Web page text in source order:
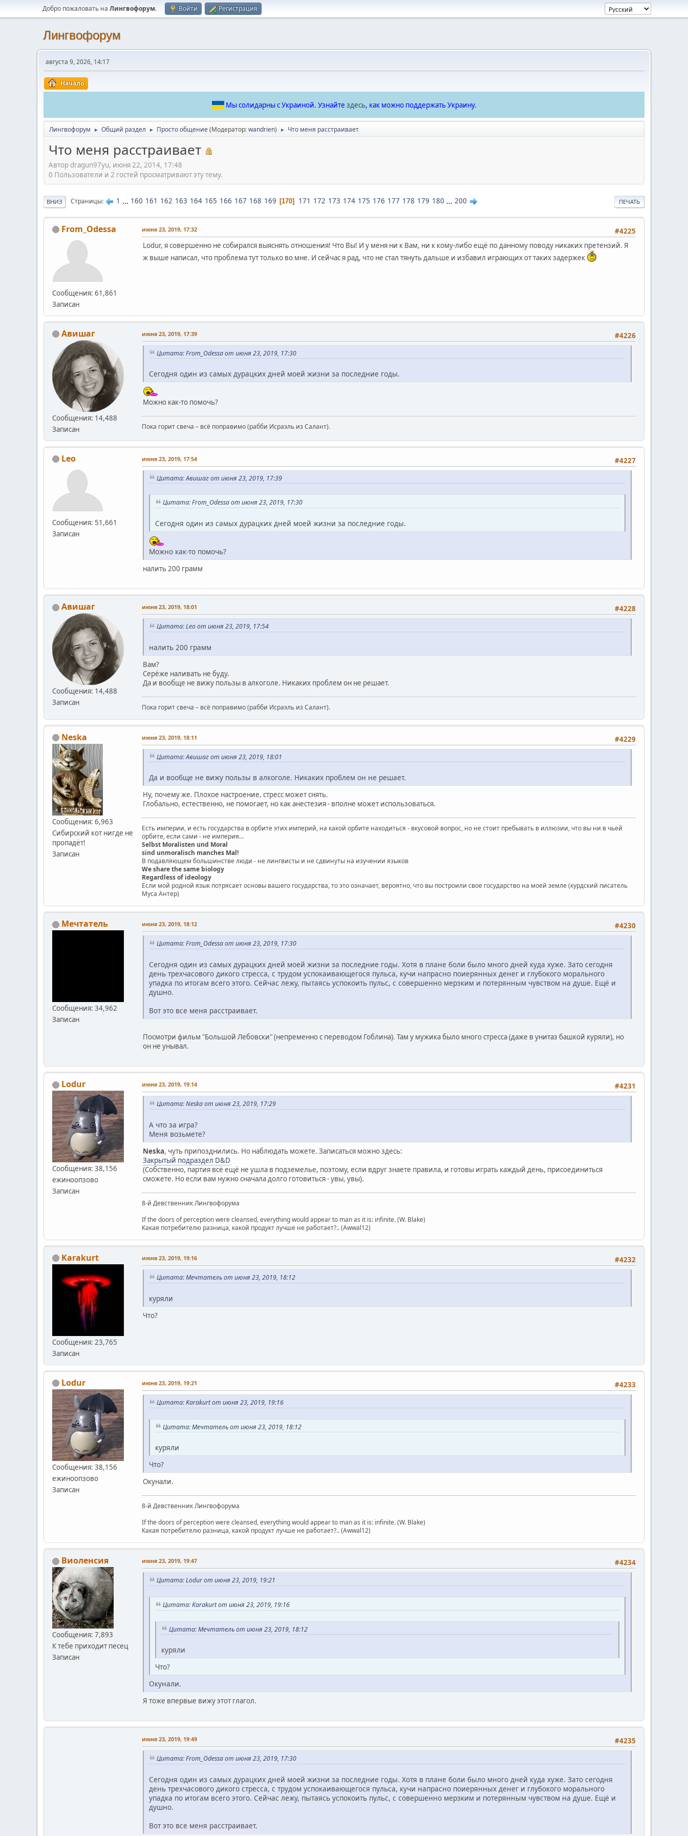
Добро пожаловать на Лингвофорум. Войти Регистрация
Лингвофорум
августа 9, 2026, 14:17
Начало
Мы солидарны с Украиной. Узнайте здесь, как можно поддержать Украину.
Лингвофорум ► Общий раздел ► Просто общение(Модератор:wandrien) ► Что меня расстраивает
Что меня расстраивает
Автор dragun97yu, июня 22, 2014, 17:48
0 Пользователи и 2 гостей просматривают эту тему.
ПЕЧАТЬ
ВНИЗ Страницы 1 ... 160 161 162 163 164 165 166 167 168 169 170 171 172 173 174 175 176 177 178 179 180 ... 200
From_Odessa
Сообщения: 61,861
Записан
#4225
июня 23, 2019, 17:32
Lodur, я совершенно не собирался выяснять отношения! Что Вы! И у меня ни к Вам, ни к кому-либо ещё по данному поводу никаких претензий. Я
ж выше написал, что проблема тут только во мне. И сейчас я рад, что не стал тянуть дальше и избавил играющих от таких задержек
Авишаг
Сообщения: 14,488
Записан
#4226
июня 23, 2019, 17:39
Цитата: From_Odessa от июня 23, 2019, 17:30
Сегодня один из самых дурацких дней моей жизни за последние годы.
Можно как-то помочь?
Пока горит свеча – всё поправимо (рабби Исраэль из Салант).
Leo
Сообщения: 51,661
Записан
#4227
июня 23, 2019, 17:54
Цитата: Авишаг от июня 23, 2019, 17:39
Цитата: From_Odessa от июня 23, 2019, 17:30
Сегодня один из самых дурацких дней моей жизни за последние годы.
Можно как-то помочь?
налить 200 грамм
Авишаг
Сообщения: 14,488
Записан
#4228
июня 23, 2019, 18:01
Цитата: Leo от июня 23, 2019, 17:54
налить 200 грамм
Вам?
Серёже наливать не буду.
Да и вообще не вижу пользы в алкоголе. Никаких проблем он не решает.
Пока горит свеча – всё поправимо (рабби Исраэль из Салант).
Neska
Сообщения: 6,963
Сибирский кот нигде не
пропадёт!
Записан
#4229
июня 23, 2019, 18:11
Цитата: Авишаг от июня 23, 2019, 18:01
Да и вообще не вижу пользы в алкоголе. Никаких проблем он не решает.
Ну, почему же. Плохое настроение, стресс может снять.
Глобально, естественно, не помогает, но как анестезия - вполне может использоваться.
Есть империи, и есть государства в орбите этих империй, на какой орбите находиться - вкусовой вопрос, но не стоит пребывать в иллюзии, что вы ни в чьей
орбите, если сами - не империя...
Selbst Moralisten und Moral
sind unmoralisch manches Mal!
В подавляющем большинстве люди - не лингвисты и не сдвинуты на изучении языков
We share the same biology
Regardless of ideology
Если мой родной язык потрясает основы вашего государства, то это означает, вероятно, что вы построили свое государство на моей земле (курдский писатель
Муса Антер)
Мечтатель
Сообщения: 34,962
Записан
#4230
июня 23, 2019, 18:12
Цитата: From_Odessa от июня 23, 2019, 17:30
Сегодня один из самых дурацких дней моей жизни за последние годы. Хотя в плане боли было много дней куда хуже. Зато сегодня
день трехчасового дикого стресса, с трудом успокаивающегося пульса, кучи напрасно поиерянных денег и глубокого морального
упадка по итогам всего этого. Сейчас лежу, пытаясь успокоить пульс, с совершенно мерзким и потерянным чувством на душе. Ещё и
душно.
Вот это все меня расстраивает.
Посмотри фильм "Большой Лебовски" (непременно с переводом Гоблина). Там у мужика было много стресса (даже в унитаз башкой куряли), но
он не унывал.
Lodur
Сообщения: 38,156
ежиноопзово
Записан
#4231
июня 23, 2019, 19:14
Цитата: Neska от июня 23, 2019, 17:29
А что за игра?
Меня возьмете?
Neska, чуть припозднились. Но наблюдать можете. Записаться можно здесь:
Закрытый подраздел D&D
(Собственно, партия всё ещё не ушла в подземелье, поэтому, если вдруг знаете правила, и готовы играть каждый день, присоединиться
сможете. Но если вам нужно сначала долго готовиться - увы, увы).
8-й Девственник Лингвофорума
If the doors of perception were cleansed, everything would appear to man as it is: infinite. (W. Blake)
Какая потребителю разница, какой продукт лучше не работает?.. (Awwal12)
Karakurt
Сообщения: 23,765
Записан
#4232
июня 23, 2019, 19:16
Цитата: Мечтатель от июня 23, 2019, 18:12
куряли
Что?
Lodur
Сообщения: 38,156
ежиноопзово
Записан
#4233
июня 23, 2019, 19:21
Цитата: Karakurt от июня 23, 2019, 19:16
Цитата: Мечтатель от июня 23, 2019, 18:12
куряли
Что?
Окунали.
8-й Девственник Лингвофорума
If the doors of perception were cleansed, everything would appear to man as it is: infinite. (W. Blake)
Какая потребителю разница, какой продукт лучше не работает?.. (Awwal12)
Виоленсия
Сообщения: 7,893
К тебе приходит песец
Записан
#4234
июня 23, 2019, 19:47
Цитата: Lodur от июня 23, 2019, 19:21
Цитата: Karakurt от июня 23, 2019, 19:16
Цитата: Мечтатель от июня 23, 2019, 18:12
куряли
Что?
Окунали.
Я тоже впервые вижу этот глагол.
#4235
июня 23, 2019, 19:49
Цитата: From_Odessa от июня 23, 2019, 17:30
Сегодня один из самых дурацких дней моей жизни за последние годы. Хотя в плане боли было много дней куда хуже. Зато сегодня
день трехчасового дикого стресса, с трудом успокаивающегося пульса, кучи напрасно поиерянных денег и глубокого морального
упадка по итогам всего этого. Сейчас лежу, пытаясь успокоить пульс, с совершенно мерзким и потерянным чувством на душе. Ещё и
душно.
Вот это все меня расстраивает.